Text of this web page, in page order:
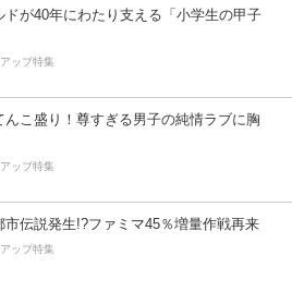
ドが40年にわたり支える「小学生の甲子
ップ特集
んこ盛り！尊すぎる男子の純情ラブに胸
ップ特集
市伝説発生!?ファミマ45％増量作戦再来
ップ特集